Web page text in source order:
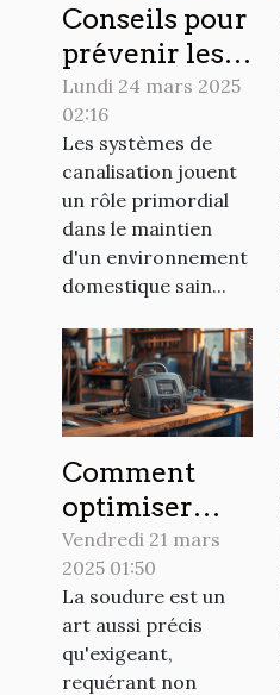
Conseils pour
prévenir les
blocages dans
les systèmes
de
canalisation
Lundi 24 mars 2025
02:16
Les systèmes de
canalisation jouent
un rôle primordial
dans le maintien
d'un environnement
domestique sain...
Comment
optimiser
l'utilisation
d'un poste à
souder pour
les débutants
Vendredi 21 mars
2025 01:50
La soudure est un
art aussi précis
qu'exigeant,
requérant non